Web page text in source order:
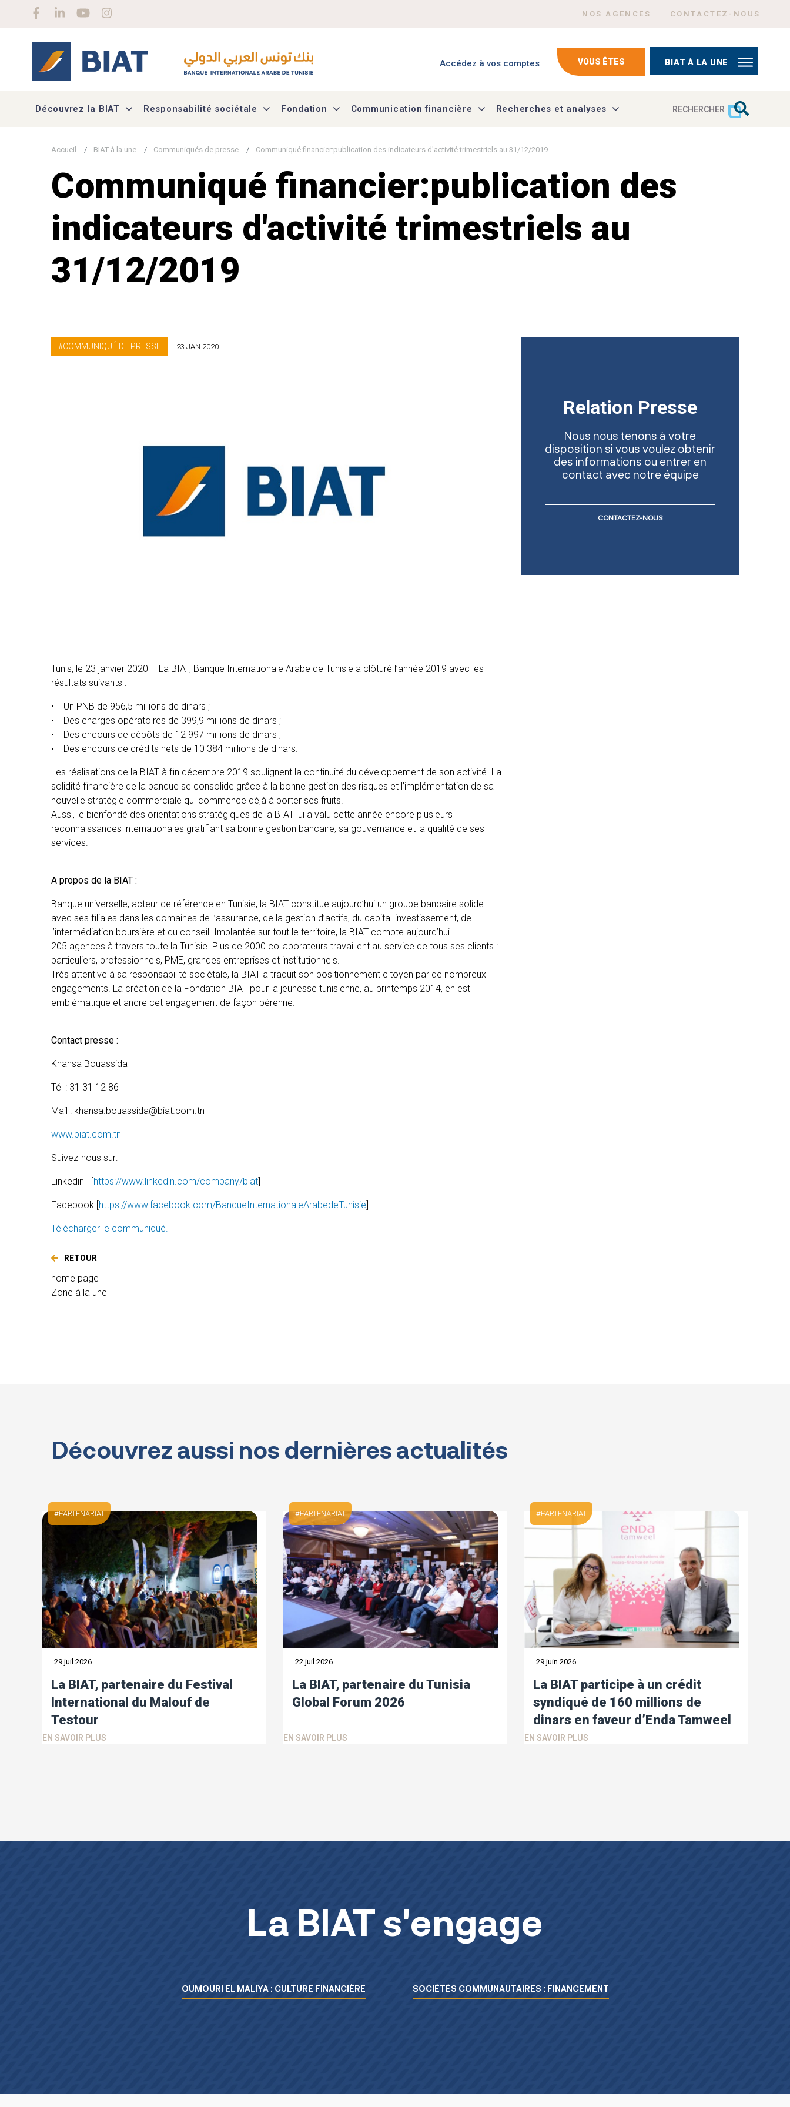
Aller au contenu principal
Social menu NOS AGENCES CONTACTEZ-NOUS
Accédez à vos comptes VOUS ÊTES BIAT À LA UNE
Découvrez la BIAT Responsabilité sociétale Fondation Communication financière Recherches et analyses RECHERCHER
Accueil BIAT à la une Communiqués de presse Communiqué financier:publication des indicateurs d'activité trimestriels au 31/12/2019
Communiqué financier:publication des
indicateurs d'activité trimestriels au
31/12/2019
COMMUNIQUÉ DE PRESSE 23 JAN 2020
Tunis, le 23 janvier 2020 – La BIAT, Banque Internationale Arabe de Tunisie a clôturé l’année 2019 avec les
résultats suivants :
• Un PNB de 956,5 millions de dinars ;
• Des charges opératoires de 399,9 millions de dinars ;
• Des encours de dépôts de 12 997 millions de dinars ;
• Des encours de crédits nets de 10 384 millions de dinars.
Les réalisations de la BIAT à fin décembre 2019 soulignent la continuité du développement de son activité. La
solidité financière de la banque se consolide grâce à la bonne gestion des risques et l’implémentation de sa
nouvelle stratégie commerciale qui commence déjà à porter ses fruits.
Aussi, le bienfondé des orientations stratégiques de la BIAT lui a valu cette année encore plusieurs
reconnaissances internationales gratifiant sa bonne gestion bancaire, sa gouvernance et la qualité de ses
services.
A propos de la BIAT :
Banque universelle, acteur de référence en Tunisie, la BIAT constitue aujourd’hui un groupe bancaire solide
avec ses filiales dans les domaines de l’assurance, de la gestion d’actifs, du capital-investissement, de
l’intermédiation boursière et du conseil. Implantée sur tout le territoire, la BIAT compte aujourd’hui
205 agences à travers toute la Tunisie. Plus de 2000 collaborateurs travaillent au service de tous ses clients :
particuliers, professionnels, PME, grandes entreprises et institutionnels.
Très attentive à sa responsabilité sociétale, la BIAT a traduit son positionnement citoyen par de nombreux
engagements. La création de la Fondation BIAT pour la jeunesse tunisienne, au printemps 2014, en est
emblématique et ancre cet engagement de façon pérenne.
Contact presse :
Khansa Bouassida
Tél : 31 31 12 86
Mail : khansa.bouassida@biat.com.tn
www.biat.com.tn
Suivez-nous sur:
Linkedin [ https://www.linkedin.com/company/biat
Facebook [ https://www.facebook.com/BanqueInternationaleArabedeTunisie
Télécharger le communiqué.
RETOUR
home page
Zone à la une
Relation Presse
Nous nous tenons à votre
disposition si vous voulez obtenir
des informations ou entrer en
contact avec notre équipe
CONTACTEZ-NOUS
Découvrez aussi nos dernières actualités
PARTENARIAT
29 juil 2026
La BIAT, partenaire du Festival
International du Malouf de
Testour
EN SAVOIR PLUS
PARTENARIAT
22 juil 2026
La BIAT, partenaire du Tunisia
Global Forum 2026
EN SAVOIR PLUS
PARTENARIAT
29 juin 2026
La BIAT participe à un crédit
syndiqué de 160 millions de
dinars en faveur d’Enda Tamweel
EN SAVOIR PLUS
La BIAT s'engage
Menu L’essentiel de la BIAT
OUMOURI EL MALIYA : CULTURE FINANCIÈRE SOCIÉTÉS COMMUNAUTAIRES : FINANCEMENT